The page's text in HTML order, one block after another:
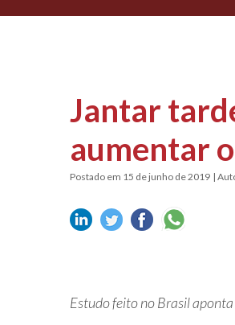
Jantar
aumentar
Postado em 15 de junho de 2019 |
Estudo feito no Brasil